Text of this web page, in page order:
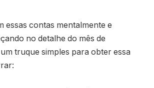
essas contas mentalmente e
no detalhe do mês de
truque simples para obter essa